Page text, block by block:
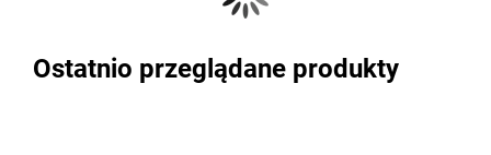
Ostatnio przeglądane produkty